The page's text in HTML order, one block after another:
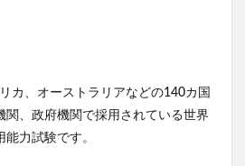
カ、オーストラリアなどの140カ国
関、政府機関で採用されている世界
力試験です。